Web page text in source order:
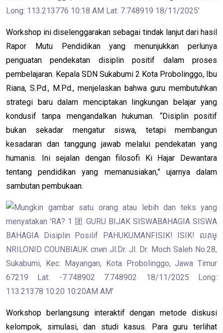
Workshop ini diselenggarakan sebagai tindak lanjut dari hasil
Rapor Mutu Pendidikan yang menunjukkan perlunya
penguatan pendekatan disiplin positif dalam proses
pembelajaran. Kepala SDN Sukabumi 2 Kota Probolinggo, Ibu
Riana, S.Pd., M.Pd., menjelaskan bahwa guru membutuhkan
strategi baru dalam menciptakan lingkungan belajar yang
kondusif tanpa mengandalkan hukuman. “Disiplin positif
bukan sekadar mengatur siswa, tetapi membangun
kesadaran dan tanggung jawab melalui pendekatan yang
humanis. Ini sejalan dengan filosofi Ki Hajar Dewantara
tentang pendidikan yang memanusiakan,” ujarnya dalam
sambutan pembukaan.
Workshop berlangsung interaktif dengan metode diskusi
kelompok, simulasi, dan studi kasus. Para guru terlihat